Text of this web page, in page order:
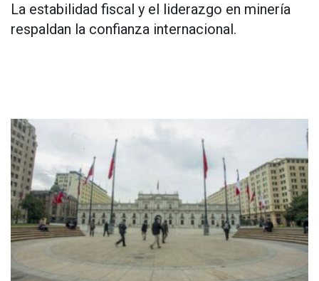
La estabilidad fiscal y el liderazgo en minería
respaldan la confianza internacional.